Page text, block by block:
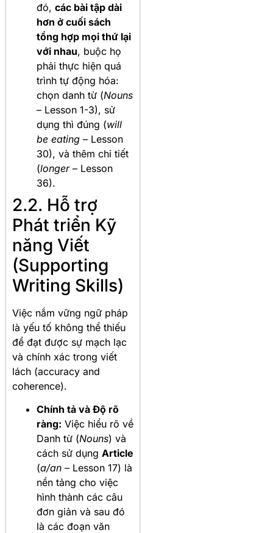
đó, các bài tập dài
hơn ở cuối sách
tổng hợp mọi thứ lại
với nhau, buộc họ
phải thực hiện quá
trình tự động hóa:
chọn danh từ (Nouns
– Lesson 1-3), sử
dụng thì đúng (will
be eating – Lesson
30), và thêm chi tiết
(longer– Lesson
36).
2.2. Hỗ trợ
Phát triển Kỹ
năng Viết
(Supporting
Writing Skills)
Việc nắm vững ngữ pháp
là yếu tố không thể thiếu
để đạt được sự mạch lạc
và chính xác trong viết
lách (accuracy and
coherence).
Chính tả và Độ rõ
ràng: Việc hiểu rõ về
Danh từ (Nouns) và
cách sử dụng Article
(a/an – Lesson 17) là
nền tảng cho việc
hình thành các câu
đơn giản và sau đó
là các đoạn văn